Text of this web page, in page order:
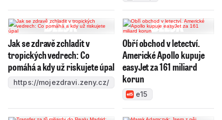
Jak se zdravě zchladit v
tropických vedrech: Co
pomáhá a kdy už riskujete úpal
https://mojezdravi.zeny.cz/
Obří obchod v letectví.
Americké Apollo kupuje
easyJet za 161 miliard
korun
e15